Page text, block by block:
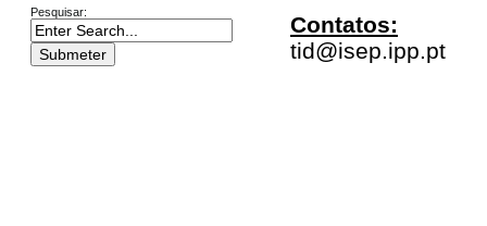
Pesquisar:
Contatos:
tid@isep.ipp.pt